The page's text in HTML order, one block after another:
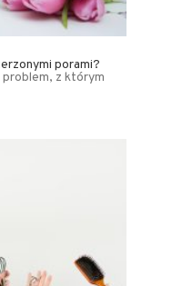
porami?
z którym